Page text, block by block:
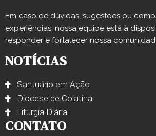
Em caso de dúvidas, sugestões ou
experiências, nossa equipe está à
responder e fortalecer nossa
NOTÍCIAS
Santuário em Ação
Diocese de Colatina
Liturgia Diária
CONTATO